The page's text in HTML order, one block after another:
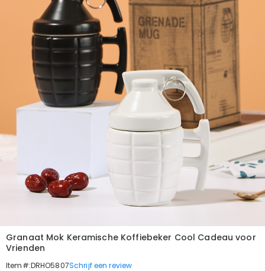
Granaat Mok Keramische Koffiebeker Cool Cadeau voor
Vrienden
Item#:DRHO5807Schrijf een review